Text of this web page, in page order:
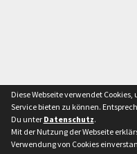
Diese Webseite verwendet
Service bieten zu können.
Du unter Datenschutz.
Mit der Nutzung der Webseite
Verwendung von Cookies